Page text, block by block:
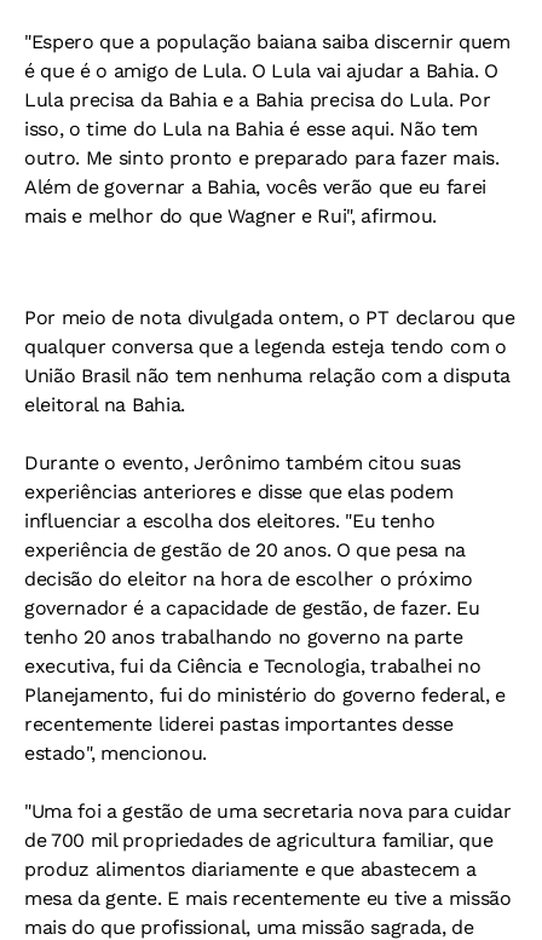
"Espero que a população baiana saiba discernir quem
é que é o amigo de Lula. O Lula vai ajudar a Bahia. O
Lula precisa da Bahia e a Bahia precisa do Lula. Por
isso, o time do Lula na Bahia é esse aqui. Não tem
outro. Me sinto pronto e preparado para fazer mais.
Além de governar a Bahia, vocês verão que eu farei
mais e melhor do que Wagner e Rui", afirmou.
Por meio de nota divulgada ontem, o PT declarou que
qualquer conversa que a legenda esteja tendo com o
União Brasil não tem nenhuma relação com a disputa
eleitoral na Bahia.
Durante o evento, Jerônimo também citou suas
experiências anteriores e disse que elas podem
influenciar a escolha dos eleitores. "Eu tenho
experiência de gestão de 20 anos. O que pesa na
decisão do eleitor na hora de escolher o próximo
governador é a capacidade de gestão, de fazer. Eu
tenho 20 anos trabalhando no governo na parte
executiva, fui da Ciência e Tecnologia, trabalhei no
Planejamento, fui do ministério do governo federal, e
recentemente liderei pastas importantes desse
estado", mencionou.
"Uma foi a gestão de uma secretaria nova para cuidar
de 700 mil propriedades de agricultura familiar, que
produz alimentos diariamente e que abastecem a
mesa da gente. E mais recentemente eu tive a missão
mais do que profissional, uma missão sagrada, de